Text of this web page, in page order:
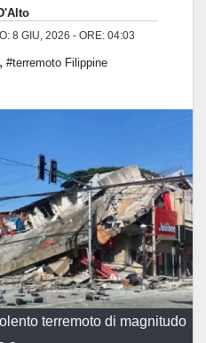
8 GIU, 2026 - ORE: 04:03
, #terremoto Filippine
terremoto di magnitudo